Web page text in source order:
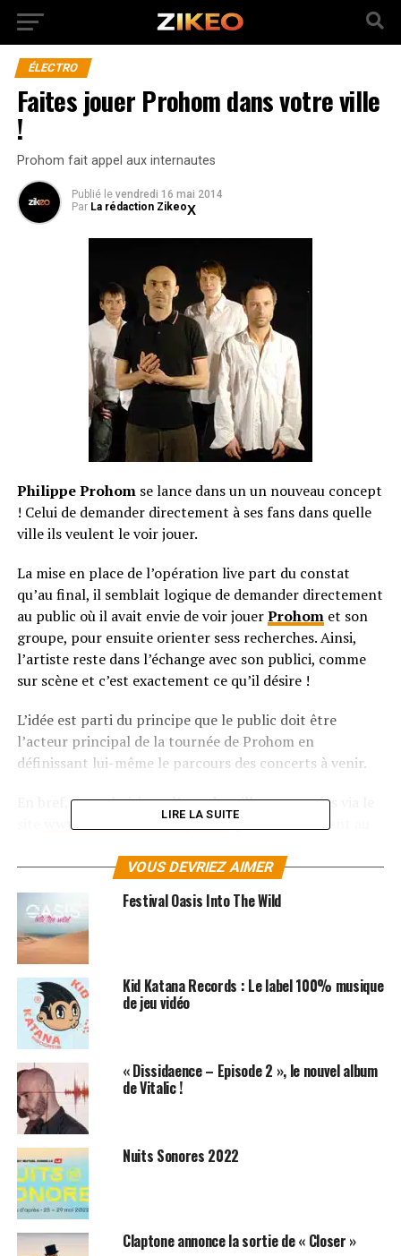
ÉLECTRO
Faites jouer Prohom dans votre ville
!
Prohom fait appel aux internautes
Publié le vendredi 16 mai 2014
Par La rédaction Zikeo
Philippe Prohomse lance dans un un nouveau concept
! Celui de demander directement à ses fans dans quelle
ville ils veulent le voir jouer.
La mise en place de l’opération live part du constat
qu’au final, il semblait logique de demander directement
au public où il avait envie de voir jouerProhomet son
groupe, pour ensuite orienter sess recherches. Ainsi,
l’artiste reste dans l’échange avec son publici, comme
sur scène et c’est exactement ce qu’il désire !
L’idée est parti du principe que le public doit être
l’acteur principal de la tournée de Prohom en
définissant lui-même le parcours des concerts à venir.
En bref, vous choisissez l’une des villes proposées via le
www.prohom.com/opelive, puis on vous tient au
newsletters. Ainsi, vous encouragez vos amis à
participer à l’opération. À vous de jouer !!!
LES ALBUMS DE PROHOM SONT DISPONIBLES ICI
SUJETS ASSOCIÉS:
LIRE LA SUITE
VOUS DEVRIEZ AIMER
Festival Oasis Into The Wild
Kid Katana Records : Le label 100% musique
de jeu vidéo
« Dissidaence – Episode 2 », le nouvel album
de Vitalic !
Nuits Sonores 2022
Claptone annonce la sortie de « Closer »